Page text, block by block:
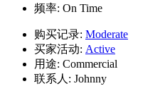
频率: On Time
购买记录: Moderate
买家活动: Active
用途: Commercial
联系人: Johnny